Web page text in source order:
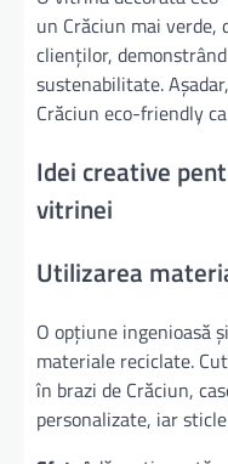
un Crăciun mai
clienților,
sustenabilitate.
Crăciun eco-friendly
Idei creative
vitrinei
Utilizarea
O opțiune ingenioasă
materiale reciclate.
în brazi de Crăciun,
personalizate, iar